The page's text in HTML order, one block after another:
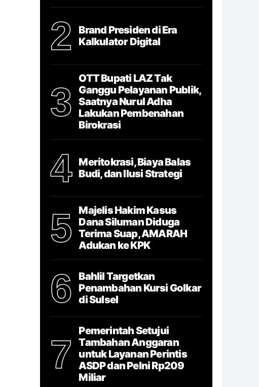
2
Brand Presiden di Era
Kalkulator Digital
3
OTT Bupati LAZ Tak
Ganggu Pelayanan Publik,
Saatnya Nurul Adha
Lakukan Pembenahan
Birokrasi
4
Meritokrasi, Biaya Balas
Budi, dan Ilusi Strategi
5
Majelis Hakim Kasus
Dana Siluman Diduga
Terima Suap, AMARAH
Adukan ke KPK
6
Bahlil Targetkan
Penambahan Kursi Golkar
di Sulsel
7
Pemerintah Setujui
Tambahan Anggaran
untuk Layanan Perintis
ASDP dan Pelni Rp209
Miliar